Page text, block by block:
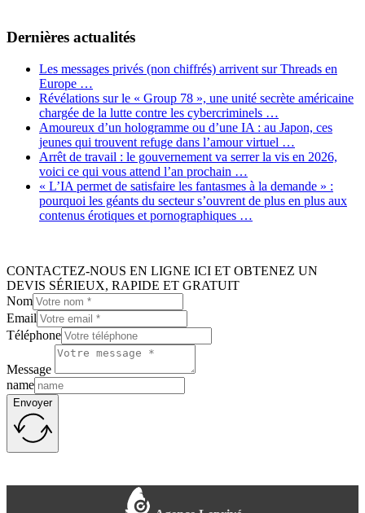
Dernières actualités
Les messages privés (non chiffrés) arrivent sur Threads en
Europe …
Révélations sur le « Group 78 », une unité secrète américaine
chargée de la lutte contre les cybercriminels …
Amoureux d’un hologramme ou d’une IA : au Japon, ces
jeunes qui trouvent refuge dans l’amour virtuel …
Arrêt de travail : le gouvernement va serrer la vis en 2026,
voici ce qui vous attend l’an prochain …
« L’IA permet de satisfaire les fantasmes à la demande » :
pourquoi les géants du secteur s’ouvrent de plus en plus aux
contenus érotiques et pornographiques …
CONTACTEZ-NOUS EN LIGNE ICI ET OBTENEZ UN
DEVIS SÉRIEUX, RAPIDE ET GRATUIT
Nom
Email
Téléphone
Message
name
Envoyer